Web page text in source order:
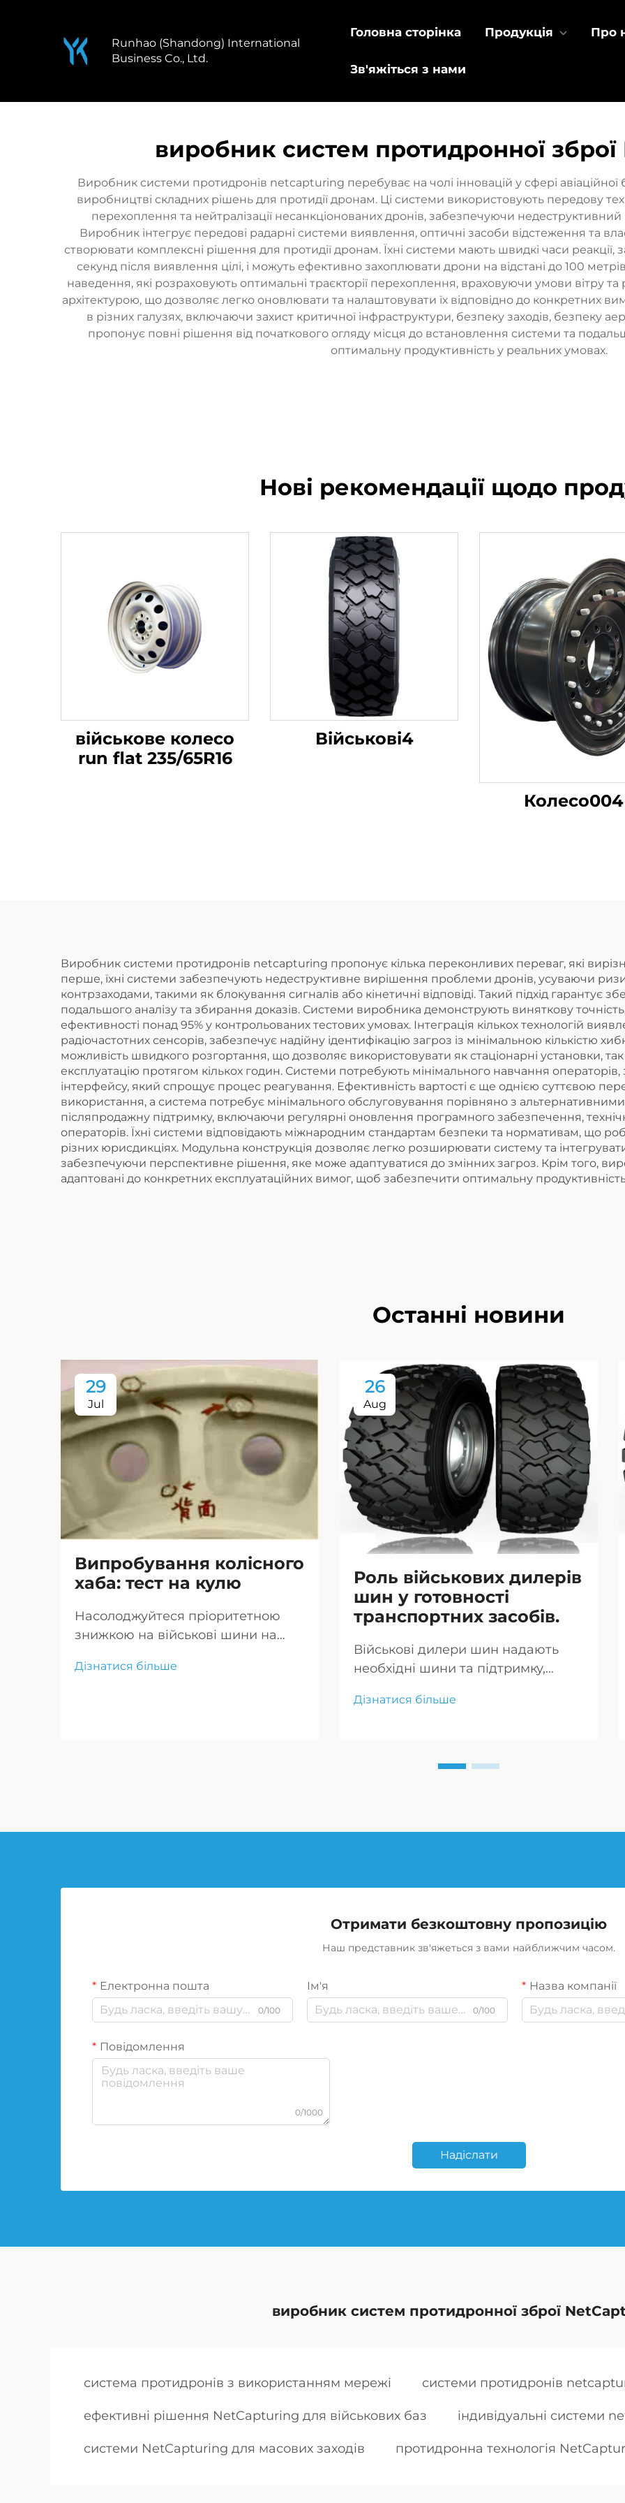
Runhao (Shandong) International
Business Co., Ltd.
Головна сторінка Продукція Про
Зв'яжіться з нами
виробник систем протидронної
Виробник системи протидронів netcapturing перебуває на чолі інновацій у сфері авіаційної
виробництві складних рішень для протидії дронам. Ці системи використовують передову
перехоплення та нейтралізації несанкціонованих дронів, забезпечуючи
Виробник інтегрує передові радарні системи виявлення, оптичні засоби відстеження та
створювати комплексні рішення для протидії дронам. Їхні системи мають швидкі часи реакції,
секунд після виявлення цілі, і можуть ефективно захоплювати дрони на відстані до 100
наведення, які розраховують оптимальні траєкторії перехоплення, враховуючи умови вітру
архітектурою, що дозволяє легко оновлювати та налаштовувати їх відповідно до конкретних
в різних галузях, включаючи захист критичної інфраструктури, безпеку заходів, безпеку
пропонує повні рішення від початкового огляду місця до встановлення системи та
оптимальну продуктивність у реальних умовах.
Нові рекомендації щодо
військове колесо
run flat 235/65R16
Військові4
Колесо004
Виробник системи протидронів netcapturing пропонує кілька переконливих переваг, які
перше, їхні системи забезпечують недеструктивне вирішення проблеми дронів, усуваючи
контрзаходами, такими як блокування сигналів або кінетичні відповіді. Такий підхід гарантує
подальшого аналізу та збирання доказів. Системи виробника демонструють виняткову
ефективності понад 95% у контрольованих тестових умовах. Інтеграція кількох технологій
радіочастотних сенсорів, забезпечує надійну ідентифікацію загроз із мінімальною кількістю
можливість швидкого розгортання, що дозволяє використовувати як стаціонарні установки, так
експлуатацію протягом кількох годин. Системи потребують мінімального навчання операторів,
інтерфейсу, який спрощує процес реагування. Ефективність вартості є ще однією суттєвою
використання, а система потребує мінімального обслуговування порівняно з
післяпродажну підтримку, включаючи регулярні оновлення програмного забезпечення,
операторів. Їхні системи відповідають міжнародним стандартам безпеки та нормативам, що
різних юрисдикціях. Модульна конструкція дозволяє легко розширювати систему та
забезпечуючи перспективне рішення, яке може адаптуватися до змінних загроз. Крім того,
адаптовані до конкретних експлуатаційних вимог, щоб забезпечити оптимальну
Останні новини
29
Jul
Випробування колісного
хаба: тест на кулю
Насолоджуйтеся пріоритетною
знижкою на військові шини на
для продажу. Наш вибір включає
Дізнатися більше
26
Aug
Роль військових дилерів
шин у готовності
транспортних засобів.
Військові дилери шин надають
необхідні шини та підтримку,
ефективність транспортних
експертні поради.
Дізнатися більше
Отримати безкоштовну пропозицію
Наш представник зв'яжеться з вами найближчим часом.
Електронна пошта
0/100
Ім'я
0/100
Назва компанії
Повідомлення
0/1000
Надіслати
виробник систем протидронної зброї
система протидронів з використанням мережі системи протидронів
ефективні рішення NetCapturing для військових баз індивідуальні системи
системи NetCapturing для масових заходів протидронна технологія